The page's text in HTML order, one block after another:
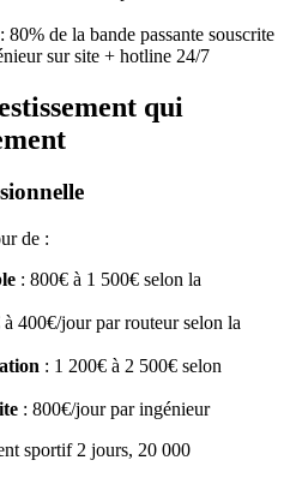
: 80% de la bande passante souscrite
sur site + hotline 24/7
qui
de :
: 800€ à 1 500€ selon la
à 400€/jour par routeur selon la
: 1 200€ à 2 500€ selon
: 800€/jour par ingénieur
sportif 2 jours, 20 000